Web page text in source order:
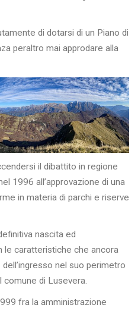
di dotarsi di un Piano di
peraltro mai approdare alla
il dibattito in regione
1996 all’approvazione di una
in materia di parchi e riserve
nascita ed
le caratteristiche che ancora
nel suo perimetro
comune di Lusevera.
fra la amministrazione